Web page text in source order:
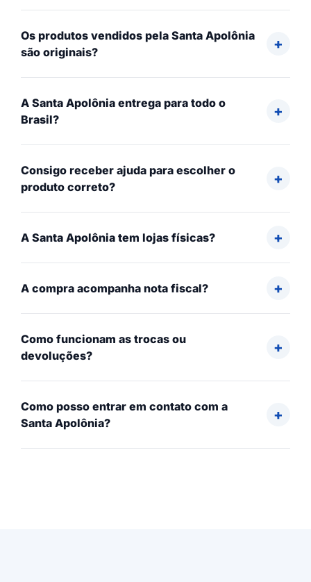
Os produtos vendidos pela Santa Apolônia
são originais?
A Santa Apolônia entrega para todo o
Brasil?
Consigo receber ajuda para escolher o
produto correto?
A Santa Apolônia tem lojas físicas?
A compra acompanha nota fiscal?
Como funcionam as trocas ou
devoluções?
Como posso entrar em contato com a
Santa Apolônia?